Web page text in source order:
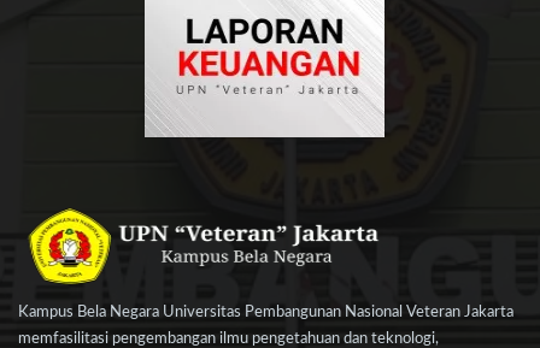
Kampus Bela Negara Universitas Pembangunan Nasional Veteran Jakarta
memfasilitasi pengembangan ilmu pengetahuan dan teknologi,